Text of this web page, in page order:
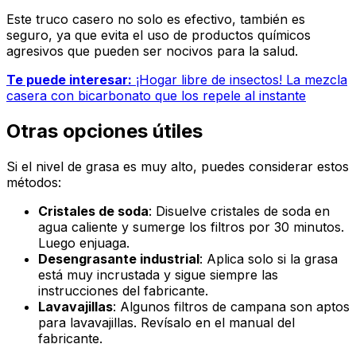
Este truco casero no solo es efectivo, también es
seguro, ya que evita el uso de productos químicos
agresivos que pueden ser nocivos para la salud.
Te puede interesar: ¡Hogar libre de insectos! La mezcla
casera con bicarbonato que los repele al instante
Otras opciones útiles
Si el nivel de grasa es muy alto, puedes considerar estos
métodos:
Cristales de soda: Disuelve cristales de soda en
agua caliente y sumerge los filtros por 30 minutos.
Luego enjuaga.
Desengrasante industrial: Aplica solo si la grasa
está muy incrustada y sigue siempre las
instrucciones del fabricante.
Lavavajillas: Algunos filtros de campana son aptos
para lavavajillas. Revísalo en el manual del
fabricante.